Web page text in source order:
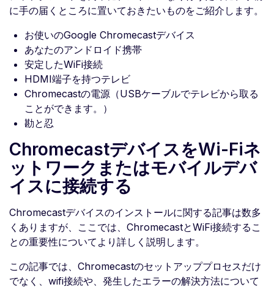
に手の届くところに置いておきたいものをご紹介します。
お使いのGoogle Chromecastデバイス
あなたのアンドロイド携帯
安定したWiFi接続
HDMI端子を持つテレビ
Chromecastの電源（USBケーブルでテレビから取る
ことができます。）
勘と忍
ChromecastデバイスをWi-Fiネ
ットワークまたはモバイルデバ
イスに接続する
Chromecastデバイスのインストールに関する記事は数多
くありますが、ここでは、ChromecastとWiFi接続するこ
との重要性についてより詳しく説明します。
この記事では、Chromecastのセットアッププロセスだけ
でなく、wifi接続や、発生したエラーの解決方法について